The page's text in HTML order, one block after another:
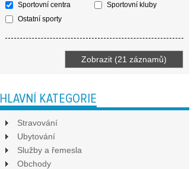
Sportovní centra
Sportovní kluby
Ostatní sporty
HLAVNÍ KATEGORIE
Stravování
Ubytování
Služby a řemesla
Obchody